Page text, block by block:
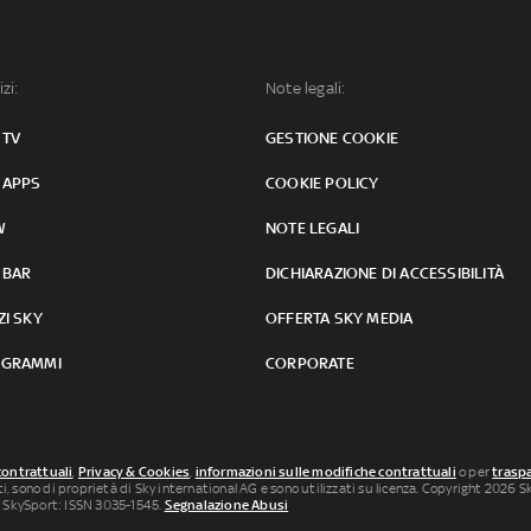
SKY
Note legali:
GESTIONE COOKIE
COOKIE POLICY
NOTE LEGALI
DICHIARAZIONE DI ACCESSIBILITÀ
OFFERTA SKY MEDIA
CORPORATE
, Privacy & Cookies, informazioni sulle modifiche contrattuali o per
di proprietà di Sky international AG e sono utilizzati su licenza. Copyright 2026
ISSN 3035-1545. Segnalazione Abusi